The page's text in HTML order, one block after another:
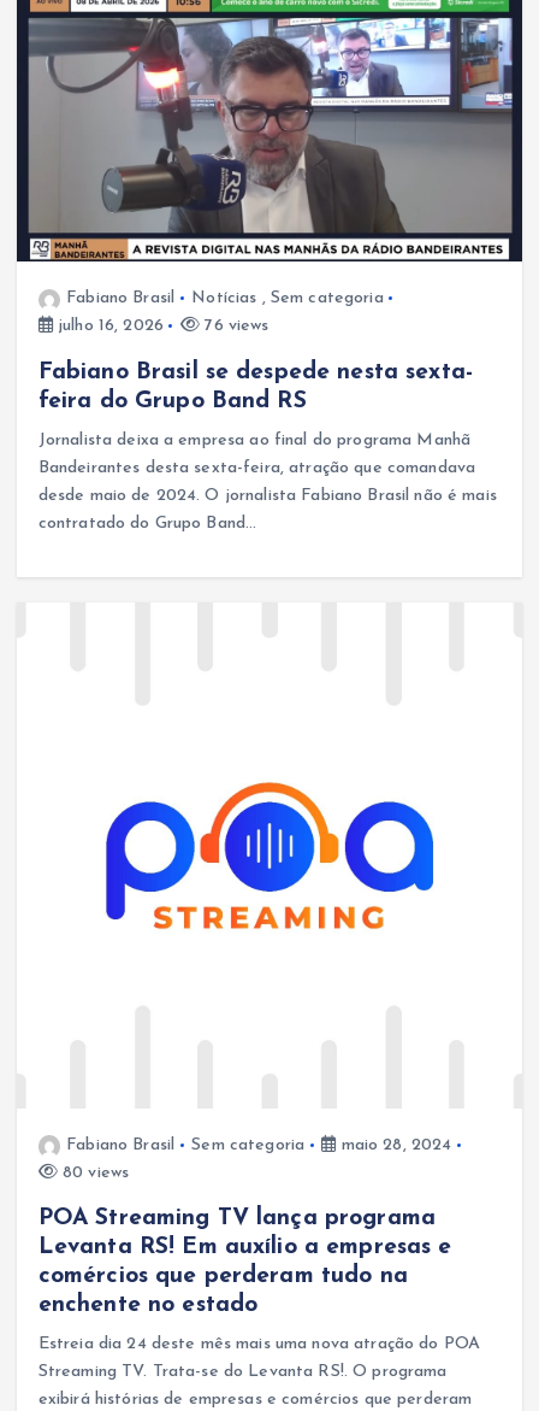
Fabiano Brasil Notícias , Sem categoria
julho 16, 2026
76 views
Fabiano Brasil se despede nesta sexta-
feira do Grupo Band RS
Jornalista deixa a empresa ao final do programa Manhã
Bandeirantes desta sexta-feira, atração que comandava
desde maio de 2024. O jornalista Fabiano Brasil não é mais
contratado do Grupo Band…
Fabiano Brasil Sem categoria
maio 28, 2024
80 views
POA Streaming TV lança programa
Levanta RS! Em auxílio a empresas e
comércios que perderam tudo na
enchente no estado
Estreia dia 24 deste mês mais uma nova atração do POA
Streaming TV. Trata-se do Levanta RS!. O programa
exibirá histórias de empresas e comércios que perderam